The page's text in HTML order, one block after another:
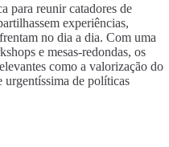
para reunir catadores de
experiências,
no dia a dia. Com uma
e mesas-redondas, os
como a valorização do
urgentíssima de políticas